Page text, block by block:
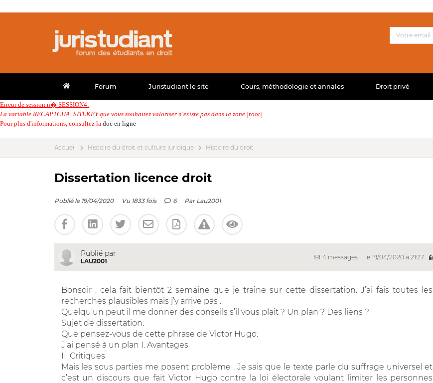
Forum Juristudiant le site Cours, méthodologie et annales Droit privé
Erreur de session n� SESSION4:
La variable RECAPTCHA_SITEKEY que vous souhaitez valoriser n'existe pas dans la zone |root|.
Pour plus d'informations, consultez la doc en ligne
Accueil Histoire du droit et culture juridique Histoire du droit
Dissertation licence droit
Publié le 19/04/2020 Vu 1833 fois 6 Par Lau2001
Publié par
LAU2001
4 messages le 19/04/2020 à 21:27
Bonsoir , cela fait bientôt 2 semaine que je traîne sur cette dissertation. J’ai fais toutes les
recherches plausibles mais j’y arrive pas .
Quelqu’un peut il me donner des conseils s’il vous plaît ? Un plan ? Des liens ?
Sujet de dissertation:
Que pensez-vous de cette phrase de Victor Hugo:
J’ai pensé à un plan I. Avantages
II. Critiques
Mais les sous parties me posent problème . Je sais que le texte parle du suffrage universel et
c’est un discours que fait Victor Hugo contre la loi électorale voulant limiter les personnes